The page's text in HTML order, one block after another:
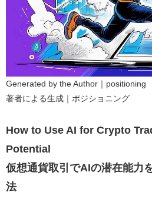
Generated by the Author｜positioning
著者による生成｜ポジショニング
How to Use AI for Crypto
Potential
仮想通貨取引でAIの潜在能力
法